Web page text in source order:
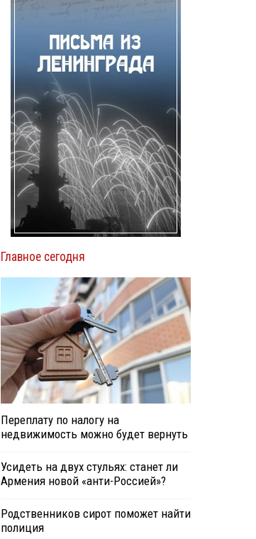
Главное сегодня
Переплату по налогу на
недвижимость можно будет вернуть
Усидеть на двух стульях: станет ли
Армения новой «анти-Россией»?
Родственников сирот поможет найти
полиция